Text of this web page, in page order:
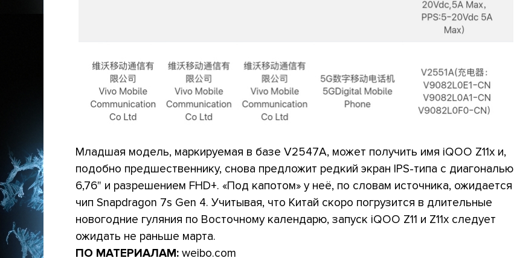
Младшая модель, маркируемая в базе V2547A, может получить имя iQOO Z11x и,
подобно предшественнику, снова предложит редкий экран IPS-типа с диагональю
6,76" и разрешением FHD+. «Под капотом» у неё, по словам источника, ожидается
чип Snapdragon 7s Gen 4. Учитывая, что Китай скоро погрузится в длительные
новогодние гуляния по Восточному календарю, запуск iQOO Z11 и Z11x следует
ожидать не раньше марта.
ПО МАТЕРИАЛАМ: weibo.com